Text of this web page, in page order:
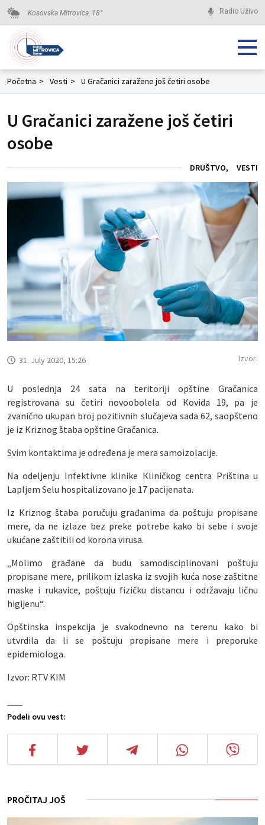
Kosovska Mitrovica, 18° Radio Uživo
Početna > Vesti > U Gračanici zaražene još četiri osobe
U Gračanici zaražene još četiri
osobe
DRUŠTVO VESTI
Podeli ovu vest:
31. July 2020, 15:26 Izvor:
U poslednja 24 sata na teritoriji opštine Gračanica
registrovana su četiri novoobolela od Кovida 19, pa je
zvanično ukupan broj pozitivnih slučajeva sada 62, saopšteno
je iz Кriznog štaba opštine Gračanica.
Svim kontaktima je određena je mera samoizolacije.
Na odeljenju Infektivne klinike Кliničkog centra Priština u
Lapljem Selu hospitalizovano je 17 pacijenata.
Iz Кriznog štaba poručuju građanima da poštuju propisane
mere, da ne izlaze bez preke potrebe kako bi sebe i svoje
ukućane zaštitili od korona virusa.
„Molimo građane da budu samodisciplinovani poštuju
propisane mere, prilikom izlaska iz svojih kuća nose zaštitne
maske i rukavice, poštuju fizičku distancu i održavaju ličnu
higijenu“.
Opštinska inspekcija je svakodnevno na terenu kako bi
utvrdila da li se poštuju propisane mere i preporuke
epidemiologa.
Izvor: RTV KIM
PROČITAJ JOŠ